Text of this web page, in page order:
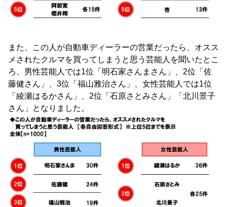
また、この人が自動車ディーラーの営業だったら、オスス
メされたクルマを買ってしまうと思う芸能人を聞いたとこ
ろ、男性芸能人では1位「明石家さんまさん」、2位「佐
藤健さん」、3位「福山雅治さん」、女性芸能人では1位
「綾瀬はるかさん」、2位「石原さとみさん」「北川景子
さん」となりました。